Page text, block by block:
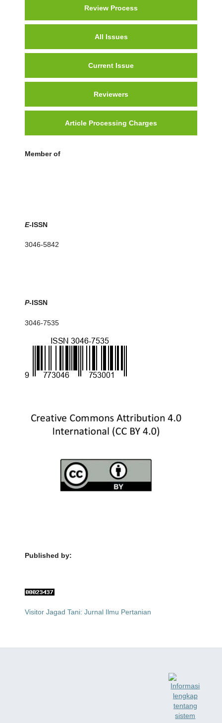
Review Process
All Issues
Current Issue
Reviewers
Article Processing Charges
Member of
E-ISSN
3046-5842
P-ISSN
3046-7535
Published by:
Visitor Jagad Tani: Jurnal Ilmu Pertanian